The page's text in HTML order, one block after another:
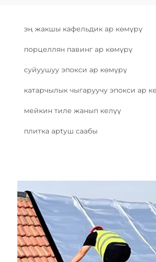
эң жакшы кафельдик ар көмүрү
порцеллян павинг ар көмүрү
суйуушуу эпокси ар көмүрү
катарчылык чыгаруучу эпокси ар
мейкин тиле жанып келүү
плитка арtyш саабы